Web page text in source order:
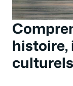
histoire,